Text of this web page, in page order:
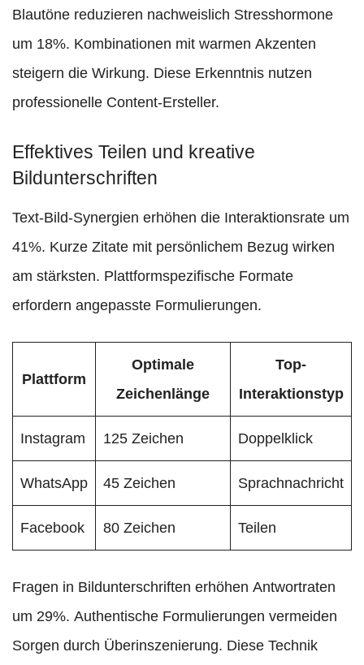
Blautöne reduzieren nachweislich Stresshormone
um 18%. Kombinationen mit warmen Akzenten
steigern die Wirkung. Diese Erkenntnis nutzen
professionelle Content-Ersteller.
Effektives Teilen und kreative
Bildunterschriften
Text-Bild-Synergien erhöhen die Interaktionsrate um
41%. Kurze Zitate mit persönlichem Bezug wirken
am stärksten. Plattformspezifische Formate
erfordern angepasste Formulierungen.
Plattform
Optimale
Zeichenlänge
Top-
Interaktionstyp
Instagram 125 Zeichen Doppelklick
WhatsApp 45 Zeichen Sprachnachricht
Facebook 80 Zeichen Teilen
Fragen in Bildunterschriften erhöhen Antwortraten
um 29%. Authentische Formulierungen vermeiden
Sorgen durch Überinszenierung. Diese Technik